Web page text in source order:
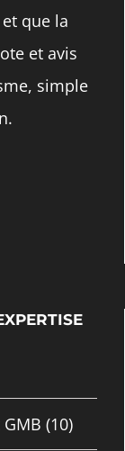
que la
et avis
simple
(10)